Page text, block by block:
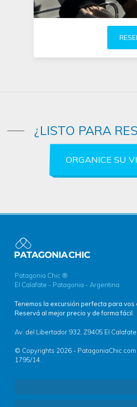
¿LISTO PARA
ORGANICE SU
Patagonia Chic ®
El Calafate - Patagonia - Argentina
Tenemos la excursión perfecta para vos
Reservá al mejor precio y de forma fácil.
Av. del Libertador 932, Z9405 El
© Copyrights 2026 - PatagoniaChic.com
1795/14.